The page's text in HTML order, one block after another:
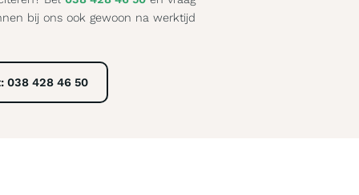
bij ons ook gewoon na werktijd
038 428 46 50